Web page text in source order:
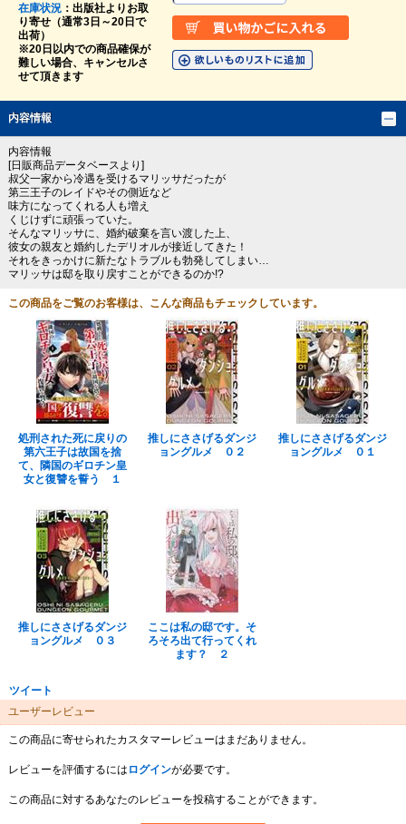
在庫状況：出版社よりお取
り寄せ（通常3日～20日で
出荷）
※20日以内での商品確保が
難しい場合、キャンセルさ
せて頂きます
内容情報
内容情報
[日販商品データベースより]
叔父一家から冷遇を受けるマリッサだったが
第三王子のレイドやその側近など
味方になってくれる人も増え
くじけずに頑張っていた。
そんなマリッサに、婚約破棄を言い渡した上、
彼女の親友と婚約したデリオルが接近してきた！
それをきっかけに新たなトラブルも勃発してしまい…
マリッサは邸を取り戻すことができるのか!?
この商品をご覧のお客様は、こんな商品もチェックしています。
処刑された死に戻りの
第六王子は故国を捨
て、隣国のギロチン皇
女と復讐を誓う １
推しにささげるダンジ
ョングルメ ０２
推しにささげるダンジ
ョングルメ ０１
推しにささげるダンジ
ョングルメ ０３
ここは私の邸です。そ
ろそろ出て行ってくれ
ます？ ２
ツイート
ユーザーレビュー
この商品に寄せられたカスタマーレビューはまだありません。
レビューを評価するには ログインが必要です。
この商品に対するあなたのレビューを投稿することができます。